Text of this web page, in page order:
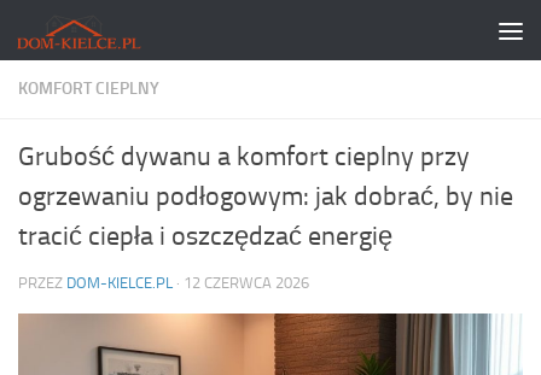
Skip to content
KOMFORT CIEPLNY
Grubość dywanu a komfort cieplny przy
ogrzewaniu podłogowym: jak dobrać, by nie
tracić ciepła i oszczędzać energię
PRZEZ DOM-KIELCE.PL · 12 CZERWCA 2026